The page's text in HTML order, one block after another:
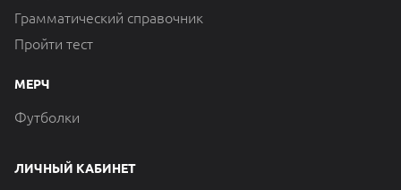
Грамматический справочник
Пройти тест
МЕРЧ
Футболки
ЛИЧНЫЙ КАБИНЕТ